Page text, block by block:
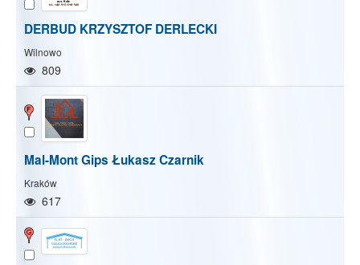
DERBUD KRZYSZTOF DERLECKI
Wilnowo
809
Mal-Mont Gips Łukasz Czarnik
Kraków
617